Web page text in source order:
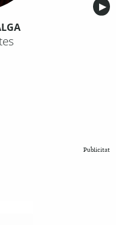
▶︎
Publicitat